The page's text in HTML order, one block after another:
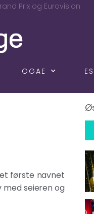
Prix og Eurovision
OGAE
første navnet
med seieren og